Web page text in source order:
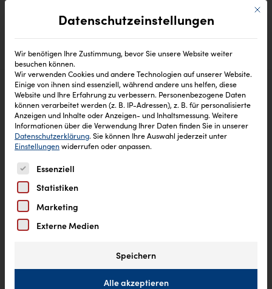
Mit
Datenschutzeinstellungen
Wir benötigen Ihre Zustimmung, bevor Sie unsere Website weiter
besuchen können.
Wir verwenden Cookies und andere Technologien auf unserer Website.
Einige von ihnen sind essenziell, während andere uns helfen, diese
Website und Ihre Erfahrung zu verbessern. Personenbezogene Daten
können verarbeitet werden (z. B. IP-Adressen), z. B. für personalisierte
Anzeigen und Inhalte oder Anzeigen- und Inhaltsmessung. Weitere
Informationen über die Verwendung Ihrer Daten finden Sie in unserer
Datenschutzerklärung. Sie können Ihre Auswahl jederzeit unter
Einstellungenwiderrufen oder anpassen.
Es folgt eine Liste der Service-Gruppen, für die eine
Essenziell
Statistiken
Marketing
Externe Medien
Speichern
Alle akzeptieren